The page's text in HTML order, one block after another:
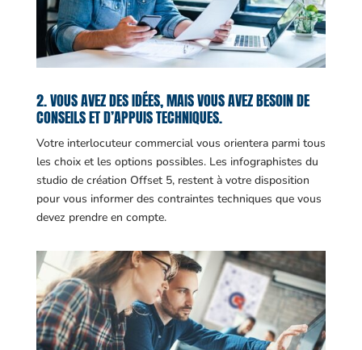
2. VOUS AVEZ DES IDÉES, MAIS VOUS AVEZ BESOIN DE
CONSEILS ET D’APPUIS TECHNIQUES.
Votre interlocuteur commercial vous orientera parmi tous
les choix et les options possibles. Les infographistes du
studio de création Offset 5, restent à votre disposition
pour vous informer des contraintes techniques que vous
devez prendre en compte.